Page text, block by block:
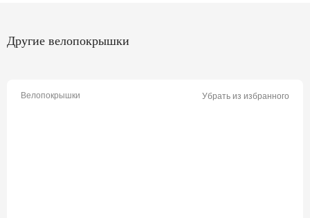
Другие велопокрышки
Велопокрышки Убрать из избранного